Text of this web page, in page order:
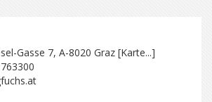
Gasse 7, A-8020 Graz [Karte...]